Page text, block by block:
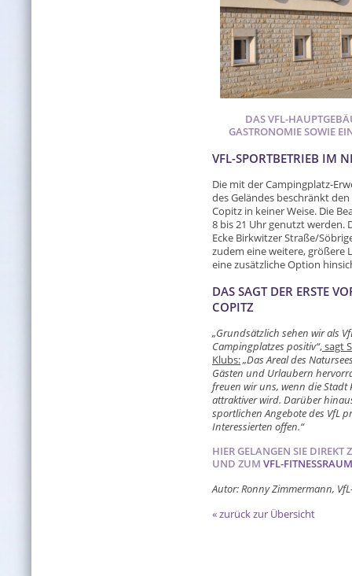
DAS VFL-
GASTRONOMIE SOWIE
VFL-SPORTBETRIEB IM
Die mit der Campingplatz-
des Geländes beschränkt
Copitz in keiner Weise. Die
8 bis 21 Uhr genutzt werden.
Ecke Birkwitzer Straße/
zudem eine weitere, größere
eine zusätzliche Option
DAS SAGT DER ERSTE
COPITZ
„Grundsätzlich sehen wir als
Campingplatzes positiv“, sagt
Klubs:„Das Areal des
Gästen und Urlaubern
freuen wir uns, wenn die
attraktiver wird. Darüber
sportlichen Angebote des VfL
Interessierten offen.“
HIER GELANGEN SIE DIREKT
UND ZUM VFL-FITNESSRAUM
Autor: Ronny Zimmermann,
« zurück zur Übersicht